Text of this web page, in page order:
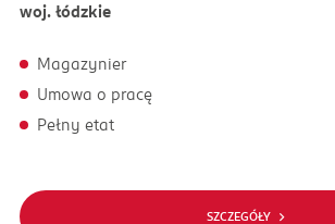
woj. łódzkie
Magazynier
Umowa o pracę
Pełny etat
SZCZEGÓŁY